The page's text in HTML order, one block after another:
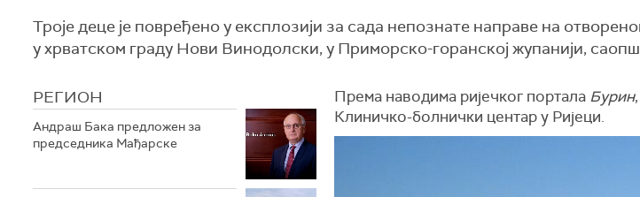
Троје деце је повређено у експлозији за садa непознате направе на
у хрватском граду Нови Винодолски, у Приморско-горанској жупанији,
РЕГИОН
Андраш Бакa предложен за
председника Мађарске
Према наводима ријечког портала Бурин
Клиничко-болнички центар у Ријеци.